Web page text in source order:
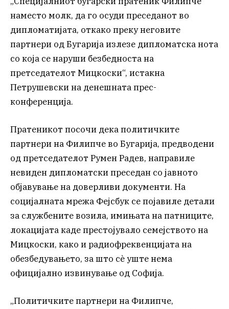
наместо молк, да го осуди преседанот во
дипломатијата, откако преку неговите
партнери од Бугарија излезе дипломатска нота
со која се наруши безбедноста на
претседателот Мицкоски“, истакна
Петрушевски на денешната прес-
конференција.
Пратеникот посочи дека политичките
партнери на Филипче во Бугарија, предводени
од претседателот Румен Радев, направиле
невиден дипломатски преседан со јавното
објавување на доверливи документи. На
социјалната мрежа Фејсбук се појавиле детали
за службените возила, имињата на патниците,
локацијата каде престојувало семејството на
Мицкоски, како и радиофреквенцијата на
обезбедувањето, за што сè уште нема
официјално извинување од Софија.
„Политичките партнери на Филипче,